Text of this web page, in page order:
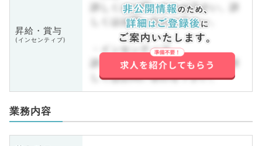
昇給・賞与
(インセンティブ)
詳しくはお問い合わせ下さい。詳
しくはお問い合わせ下さい。
・インセンティブ
詳しくはお問い合わせ下さい。詳
しくはお問い合わせ下さい。
業務内容